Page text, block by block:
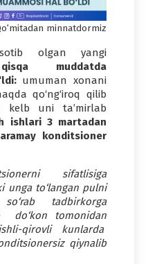
minnatdormiz
olgan yangi
qisqa muddatda
umuman xonani
qo‘ng‘iroq qilib
kelb uni ta’mirlab
ishlari 3 martadan
konditsioner
sifatlisiga
unga to‘langan pulni
tadbirkorga
do‘kon tomonidan
qirovli kunlarda
qiynalib